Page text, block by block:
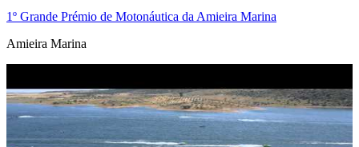
1º Grande Prémio de Motonáutica da Amieira Marina
Amieira Marina